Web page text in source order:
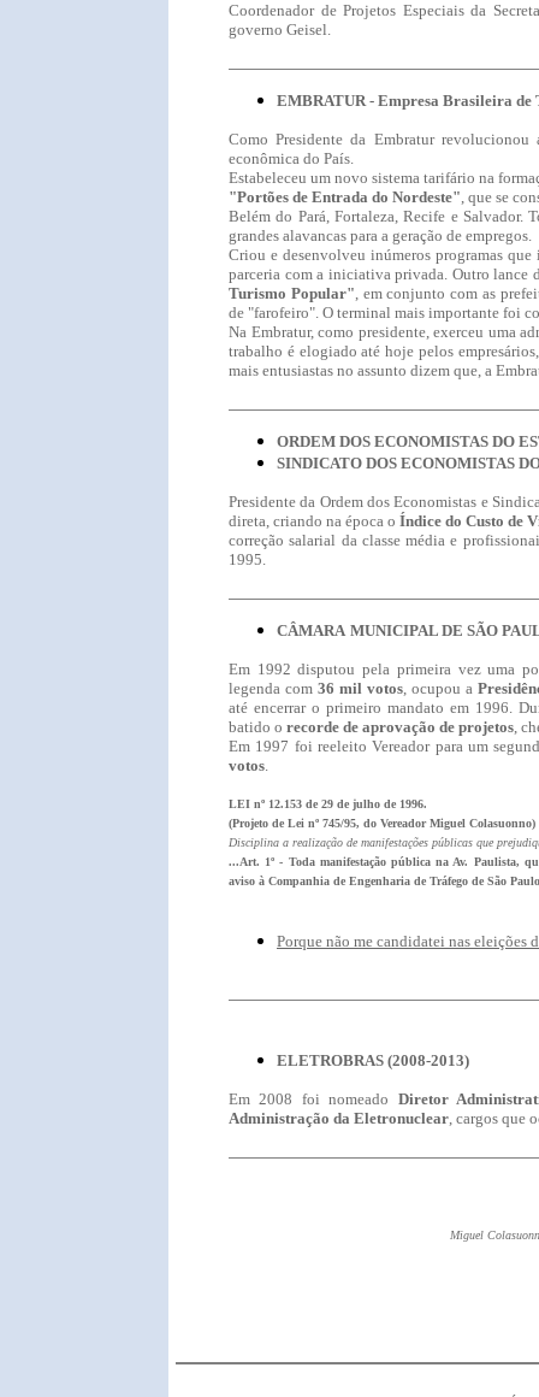
Coordenador de Projetos Especiais da
governo Geisel.
EMBRATUR- Empresa Brasileira de
Como Presidente da Embratur
econômica do País.
Estabeleceu um novo sistema tarifário na
"Portões de Entrada do Nordeste", que se
Belém do Pará, Fortaleza, Recife e Salvador.
grandes alavancas para a geração de empregos.
Criou e desenvolveu inúmeros programas
parceria com a iniciativa privada. Outro lance
Turismo Popular", em conjunto com as
de "farofeiro". O terminal mais importante foi
Na Embratur, como presidente,exerceu uma
trabalho é elogiado até hoje pelos
mais entusiastas no assunto dizem que, a
ORDEM DOS ECONOMISTAS DO
SINDICATO DOS ECONOMISTAS
Presidente da Ordem dos Economistas e
direta, criando na época oÍndice do Custo de
correção salarial da classe média e
1995.
CÂMARA MUNICIPAL DE SÃO
Em 1992 disputou pela primeira vez uma
legenda com 36 mil votos, ocupou a
até encerrar o primeiro mandato em 1996.
batido o recorde de aprovação de projetos,
Em 1997 foi reeleito Vereador para um
votos.
LEI nº 12.153 de 29 de julho de 1996.
(Projeto de Lei nº 745/95, do Vereador Miguel Colasuonno)
Disciplina a realização de manifestações públicas que
...Art. 1º - Toda manifestação pública na Av. Paulista,
aviso à Companhia de Engenharia de Tráfego de São
Porque não me candidatei nas eleições
ELETROBRAS (2008-2013)
Em 2008 foi nomeado Diretor
Administração da Eletronuclear, cargos que
Miguel